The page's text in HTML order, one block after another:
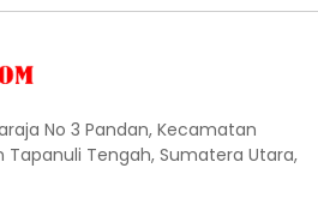
No 3 Pandan, Kecamatan
Tapanuli Tengah, Sumatera Utara,